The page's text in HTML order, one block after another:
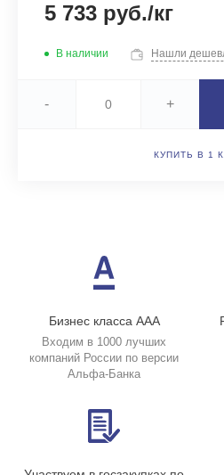
5 733 руб./кг
В наличии Нашли
- +
КУПИТЬ В 1
Бизнес класса ААА
Входим в 1000 лучших
компаний России по версии
Альфа-Банка